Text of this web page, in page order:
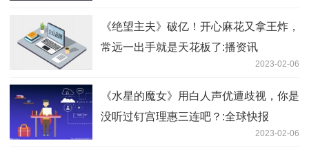
《绝望主夫》破亿！开心麻花又拿王炸，
常远一出手就是天花板了:播资讯
2023-02-06
《水星的魔女》用白人声优遭歧视，你是
没听过钉宫理惠三连吧？:全球快报
2023-02-06